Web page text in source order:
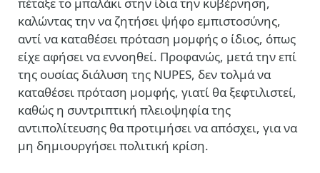
πέταξε το μπαλάκι στην ίδια την κυβέρνηση,
καλώντας την να ζητήσει ψήφο εμπιστοσύνης,
αντί να καταθέσει πρόταση μομφής ο ίδιος, όπως
είχε αφήσει να εννοηθεί. Προφανώς, μετά την επί
της ουσίας διάλυση της NUPES, δεν τολμά να
καταθέσει πρόταση μομφής, γιατί θα ξεφτιλιστεί,
καθώς η συντριπτική πλειοψηφία της
αντιπολίτευσης θα προτιμήσει να απόσχει, για να
μη δημιουργήσει πολιτική κρίση.